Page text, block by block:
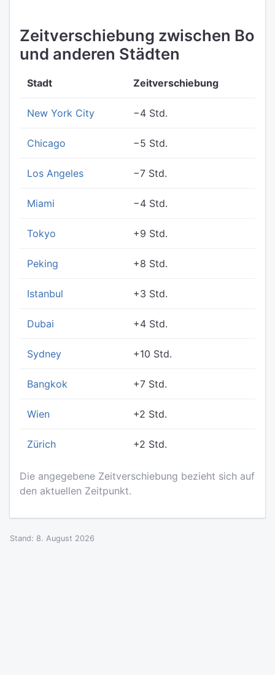
Zeitverschiebung zwischen Bo
und anderen Städten
Stadt Zeitverschiebung
New York City −4 Std.
Chicago −5 Std.
Los Angeles −7 Std.
Miami −4 Std.
Tokyo +9 Std.
Peking +8 Std.
Istanbul +3 Std.
Dubai +4 Std.
Sydney +10 Std.
Bangkok +7 Std.
Wien +2 Std.
Zürich +2 Std.
Die angegebene Zeitverschiebung bezieht sich auf
den aktuellen Zeitpunkt.
Stand: 8. August 2026